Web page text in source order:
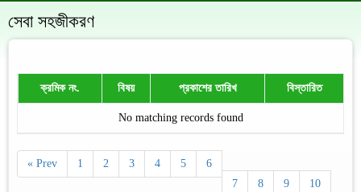
সেবা সহজীকরণ
ক্রমিক নং. বিষয় প্রকাশের তারিখ বিস্তারিত
No matching records found
« Prev 1 2 3 4 5
6
7
8 9 10